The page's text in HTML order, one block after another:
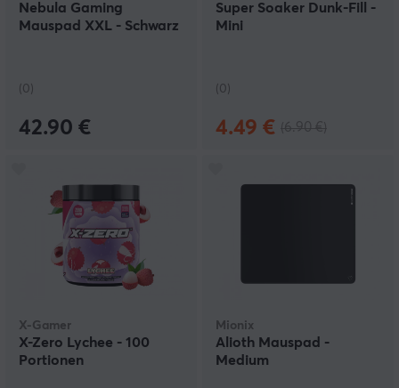
Nebula Gaming
Mauspad XXL - Schwarz
(0)
42.90 €
Super Soaker Dunk-Fill -
Mini
(0)
4.49 €
X-Gamer
X-Zero Lychee - 100
Portionen
Mionix
Alioth Mauspad -
Medium